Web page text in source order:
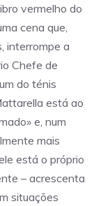
vermelho do
cena que,
interrompe a
Chefe de
do ténis
está ao
e, num
mais
está o próprio
– acrescenta
situações